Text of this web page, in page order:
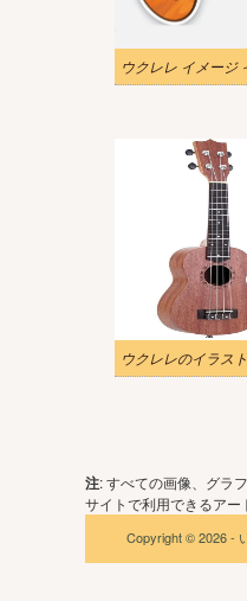
ウクレレ イメージ
注: すべての画像、グラ
サイトで利用できるアー
Copyright © 2026 -